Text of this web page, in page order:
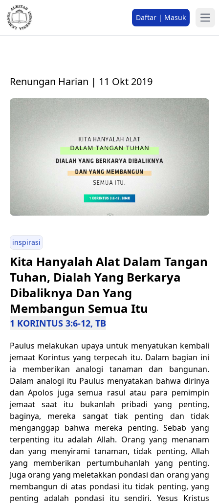
Daftar | Masuk
Renungan Harian | 11 Okt 2019
inspirasi
Kita Hanyalah Alat Dalam Tangan
Tuhan, Dialah Yang Berkarya
Dibaliknya Dan Yang
Membangun Semua Itu
1 KORINTUS 3:6-12, TB
Paulus melakukan upaya untuk menyatukan kembali
jemaat Korintus yang terpecah itu. Dalam bagian ini
ia memberikan analogi tanaman dan bangunan.
Dalam analogi itu Paulus menyatakan bahwa dirinya
dan Apolos juga semua rasul atau para pemimpin
jemaat saat itu bukanlah pribadi yang penting,
baginya, mereka sangat tiak penting dan tidak
menganggap bahwa mereka penting. Sebab yang
terpenting itu adalah Allah. Orang yang menanam
dan yang menyirami tanaman, tidak penting, Allah
yang memberikan pertumbuhanlah yang penting.
Juga orang yang meletakkan pondasi dan orang yang
membangun di atas pondasi itu tidak penting, yang
penting adalah pondasi itu sendiri. Yesus Kristus